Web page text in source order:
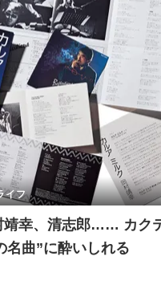
イフ
靖幸、清志郎…… カク
名曲”に酔いしれる